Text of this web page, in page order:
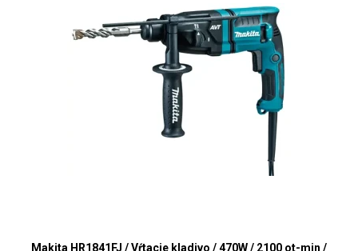
Makita HR1841FJ / Vŕtacie kladivo / 470W / 2100 ot-min /